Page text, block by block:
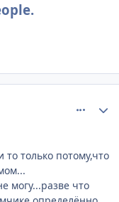
только потому,что
могу...разве что